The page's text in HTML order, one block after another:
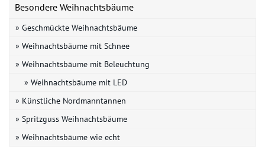
Besondere Weihnachtsbäume
» Geschmückte Weihnachtsbäume
» Weihnachtsbäume mit Schnee
» Weihnachtsbäume mit Beleuchtung
» Weihnachtsbäume mit LED
» Künstliche Nordmanntannen
» Spritzguss Weihnachtsbäume
» Weihnachtsbäume wie echt